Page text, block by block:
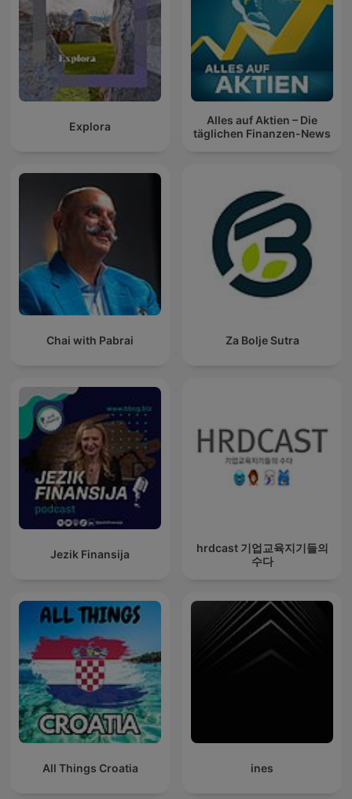
Explora
Alles auf Aktien – Die
täglichen Finanzen-News
Chai with Pabrai Za Bolje Sutra
Jezik Finansija
hrdcast 기업교육지기들의
수다
All Things Croatia ines